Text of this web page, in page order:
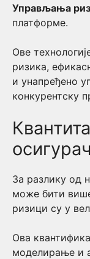
Управљања
платформе.
Ове
ризика,
и унапређено
конкурентску
За разлику од
може бити
ризици су у
Ова
моделирање и